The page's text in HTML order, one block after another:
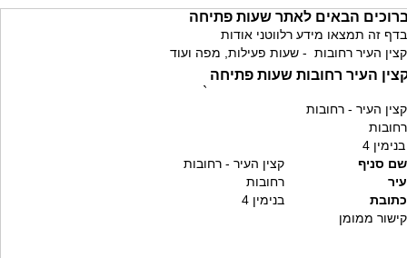
הבאים לאתר שעות פתיחה
בדף זה תמצאו מידע רלווטני אודות
קצין העיר רחובות - שעות פעילות, מפה ועוד
העיר רחובות שעות פתיחה
`
קצין העיר - רחובות
רחובות
בנימין 4
שם סניף
קצין העיר - רחובות
עיר
רחובות
כתובת
בנימין 4
קישור ממומן